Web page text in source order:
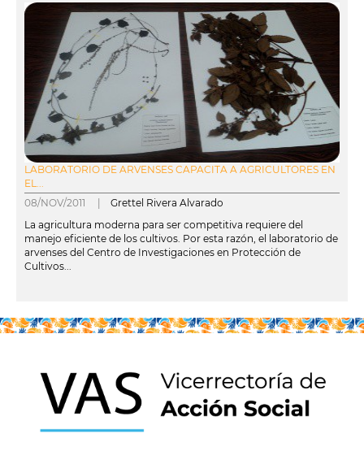
LABORATORIO DE ARVENSES CAPACITA A AGRICULTORES EN
EL...
08/NOV/2011 | Grettel Rivera Alvarado
La agricultura moderna para ser competitiva requiere del
manejo eficiente de los cultivos. Por esta razón, el laboratorio de
arvenses del Centro de Investigaciones en Protección de
Cultivos...